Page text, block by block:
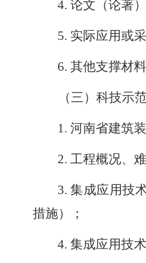
4. 论文（论著
5. 实际应用或
6. 其他支撑材
（三）科技示
1. 河南省建筑
2. 工程概况、
3.集成应用技
措施）；
4. 集成应用技